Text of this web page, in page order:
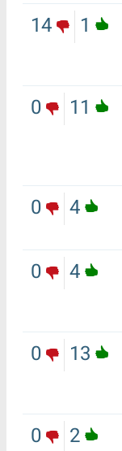
1
14
11
0
4
0
4
0
13
0
2
0